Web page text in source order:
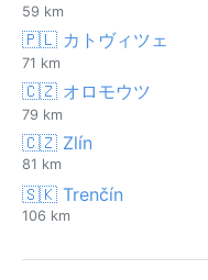
59 km
🇵🇱 カトヴィツェ
71 km
🇨🇿 オロモウツ
79 km
🇨🇿 Zlín
81 km
🇸🇰 Trenčín
106 km